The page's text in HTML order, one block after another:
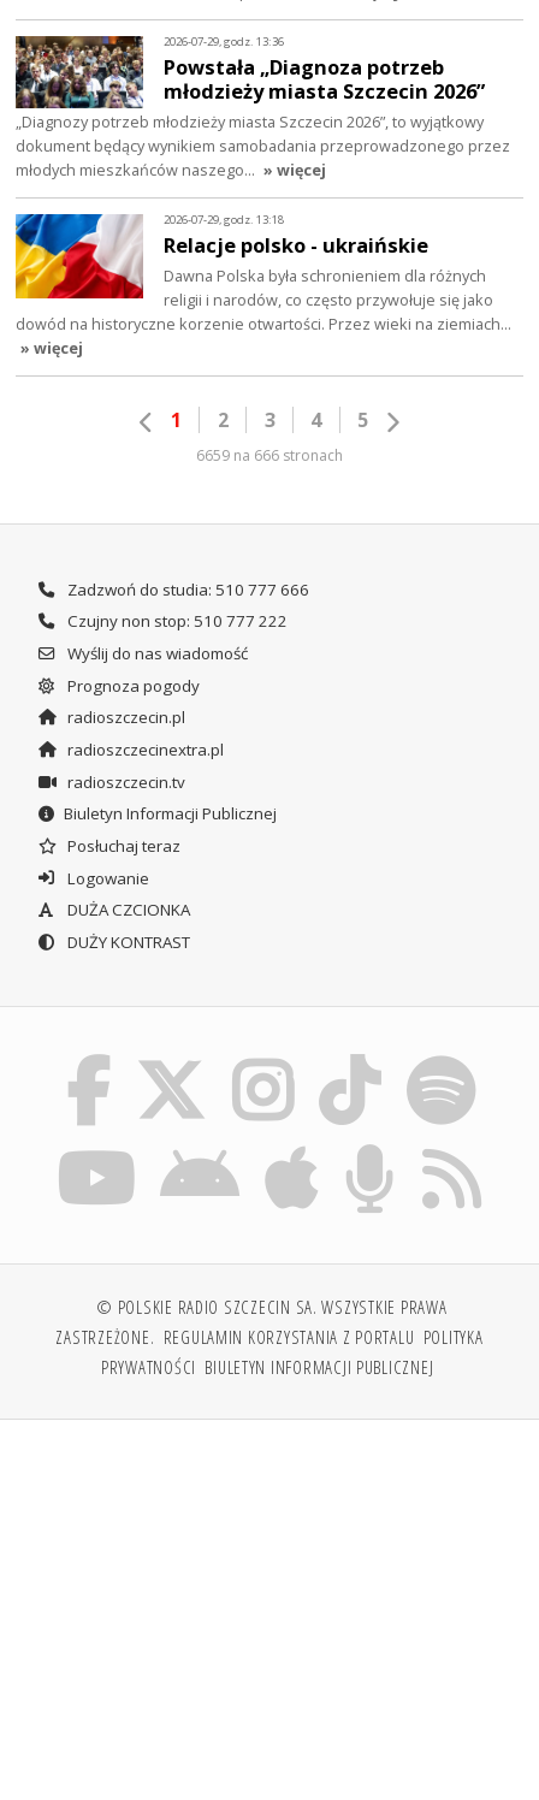
2026-07-29, godz. 13:36
Powstała „Diagnoza potrzeb
młodzieży miasta Szczecin 2026”
„Diagnozy potrzeb młodzieży miasta Szczecin 2026”, to wyjątkowy
dokument będący wynikiem samobadania przeprowadzonego przez
młodych mieszkańców naszego… » więcej
2026-07-29, godz. 13:18
Relacje polsko - ukraińskie
Dawna Polska była schronieniem dla różnych
religii i narodów, co często przywołuje się jako
dowód na historyczne korzenie otwartości. Przez wieki na ziemiach…
» więcej
1 2 3 4 5
6659 na 666 stronach
Zadzwoń do studia: 510 777 666
Czujny non stop: 510 777 222
Wyślij do nas wiadomość
Prognoza pogody
radioszczecin.pl
radioszczecinextra.pl
radioszczecin.tv
Biuletyn Informacji Publicznej
Posłuchaj teraz
Logowanie
DUŻA CZCIONKA
DUŻY KONTRAST
© POLSKIE RADIO SZCZECIN SA. WSZYSTKIE PRAWA
ZASTRZEŻONE. REGULAMIN KORZYSTANIA Z PORTALU POLITYKA
PRYWATNOŚCI BIULETYN INFORMACJI PUBLICZNEJ